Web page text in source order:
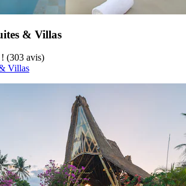
& Villas
(303 avis)
Villas